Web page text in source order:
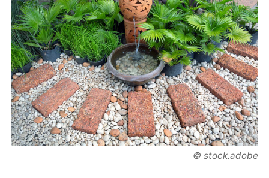
© stock.adobe